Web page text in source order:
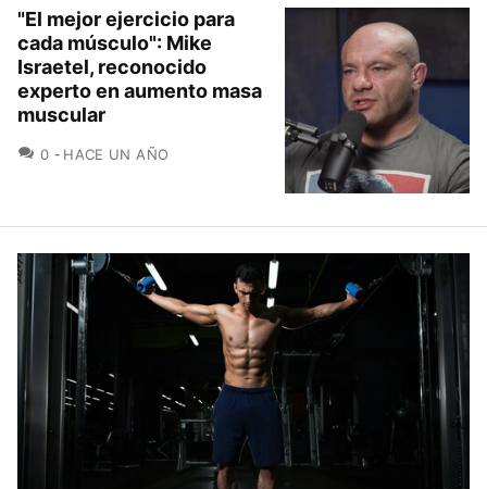
"El mejor ejercicio para
cada músculo": Mike
Israetel, reconocido
experto en aumento masa
muscular
0 COMENTARIOS
HACE UN AÑO